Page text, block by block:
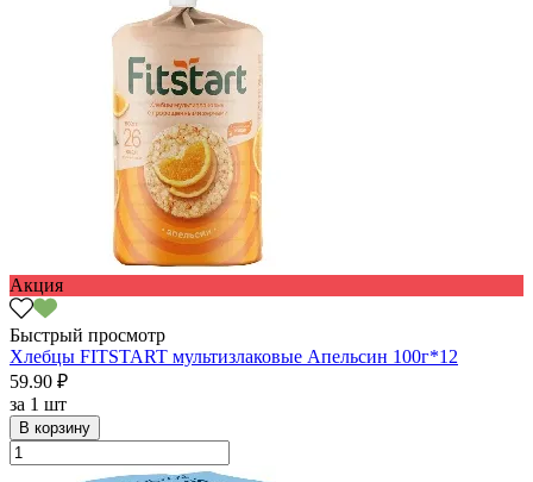
Акция
Быстрый просмотр
Хлебцы FITSTART мультизлаковые Апельсин 100г*12
59.90 ₽
за 1 шт
В корзину